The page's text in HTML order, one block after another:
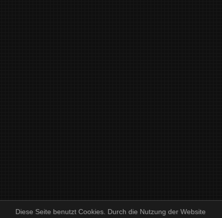
Diese Seite benutzt Cookies. Durch die Nutzung der Website